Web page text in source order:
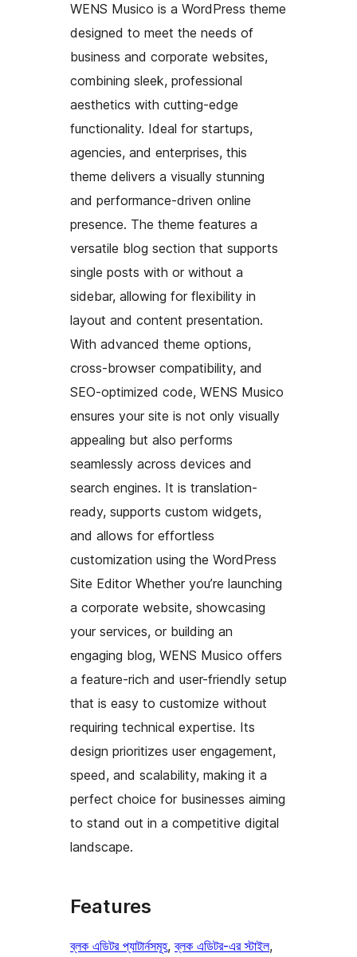
WENS Musico is a WordPress theme
designed to meet the needs of
business and corporate websites,
combining sleek, professional
aesthetics with cutting-edge
functionality. Ideal for startups,
agencies, and enterprises, this
theme delivers a visually stunning
and performance-driven online
presence. The theme features a
versatile blog section that supports
single posts with or without a
sidebar, allowing for flexibility in
layout and content presentation.
With advanced theme options,
cross-browser compatibility, and
SEO-optimized code, WENS Musico
ensures your site is not only visually
appealing but also performs
seamlessly across devices and
search engines. It is translation-
ready, supports custom widgets,
and allows for effortless
customization using the WordPress
Site Editor Whether you’re launching
a corporate website, showcasing
your services, or building an
engaging blog, WENS Musico offers
a feature-rich and user-friendly setup
that is easy to customize without
requiring technical expertise. Its
design prioritizes user engagement,
speed, and scalability, making it a
perfect choice for businesses aiming
to stand out in a competitive digital
landscape.
Features
ব্লক এডিটর প্যাটার্নসমূহ, ব্লক এডিটর-এর স্টাইল